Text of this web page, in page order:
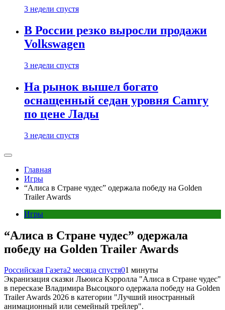
3 недели спустя
В России резко выросли продажи
Volkswagen
3 недели спустя
На рынок вышел богато
оснащенный седан уровня Camry
по цене Лады
3 недели спустя
Главная
Игры
“Алиса в Стране чудес” одержала победу на Golden
Trailer Awards
Игры
“Алиса в Стране чудес” одержала
победу на Golden Trailer Awards
Российская Газета2 месяца спустя01 минуты
Экранизация сказки Льюиса Кэрролла "Алиса в Стране чудес"
в пересказе Владимира Высоцкого одержала победу на Golden
Trailer Awards 2026 в категории "Лучший иностранный
анимационный или семейный трейлер".